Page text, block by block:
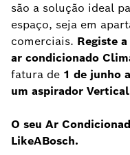
são a solução ideal
espaço, seja em
comerciais. Registe
ar condicionado
fatura de 1 de junho
um aspirador
O seu Ar
LikeABosch.